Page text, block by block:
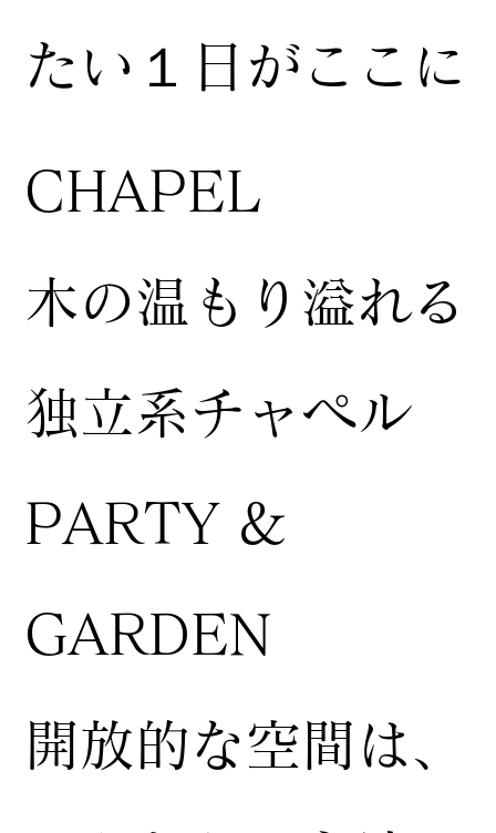
たい１日がここに
CHAPEL
木の温もり溢れる
独立系チャペル
PARTY &
GARDEN
開放的な空間は、